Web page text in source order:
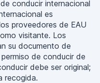
conducir internacional
es
proveedores de EAU
visitante. Los
su documento de
de conducir de
debe ser original;
recogida.